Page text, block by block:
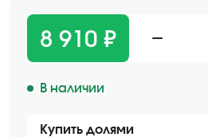
8 910 ₽
В наличии
Купить долями